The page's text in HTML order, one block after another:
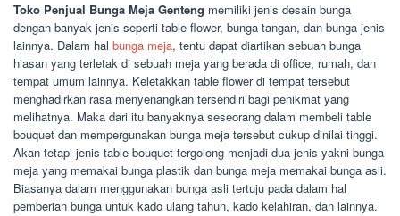
Toko Penjual Bunga Meja Genteng memiliki jenis desain bunga
dengan banyak jenis seperti table flower, bunga tangan, dan bunga jenis
lainnya. Dalam hal bunga meja, tentu dapat diartikan sebuah bunga
hiasan yang terletak di sebuah meja yang berada di office, rumah, dan
tempat umum lainnya. Keletakkan table flower di tempat tersebut
menghadirkan rasa menyenangkan tersendiri bagi penikmat yang
melihatnya. Maka dari itu banyaknya seseorang dalam membeli table
bouquet dan mempergunakan bunga meja tersebut cukup dinilai tinggi.
Akan tetapi jenis table bouquet tergolong menjadi dua jenis yakni bunga
meja yang memakai bunga plastik dan bunga meja memakai bunga asli.
Biasanya dalam menggunakan bunga asli tertuju pada dalam hal
pemberian bunga untuk kado ulang tahun, kado kelahiran, dan lainnya.